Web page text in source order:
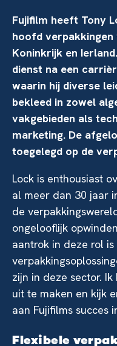
Fujifilm heeft Tony
hoofd
Koninkrijk en
dienst na een
waarin hij diverse
bekleed in zowel
vakgebieden als
marketing. De
toegelegd op de
Lock is enthousiast
al meer dan 30 jaar
de
ongelooflijk
aantrok in deze rol
zijn in deze sector.
uit te maken en kijk
aan Fujifilms succes
Flexibele